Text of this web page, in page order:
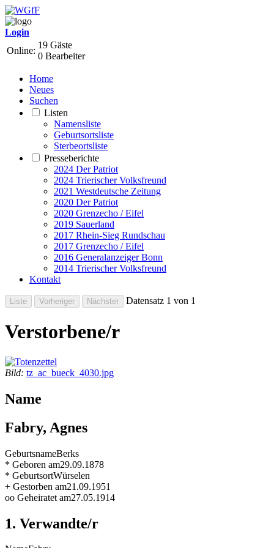
Login
Online:
19 Gäste
0 Bearbeiter
Home
Neues
Suchen
Listen
Namensliste
Geburtsortsliste
Sterbeortsliste
Presseberichte
2024 Der Patriot
2024 Trierischer Volksfreund
2021 Westdeutsche Zeitung
2020 Der Patriot
2020 Grenzecho / Eifel
2019 Sauerland
2017 Rhein-Sieg Rundschau
2017 Grenzecho / Eifel
2016 Generalanzeiger Bonn
2014 Trierischer Volksfreund
Kontakt
Datensatz 1 von 1
Verstorbene/r
Bild: tz_ac_bueck_4030.jpg
Name
Fabry, Agnes
GeburtsnameBerks
* Geboren am29.09.1878
* GeburtsortWürselen
+ Gestorben am21.09.1951
oo Geheiratet am27.05.1914
1. Verwandte/r